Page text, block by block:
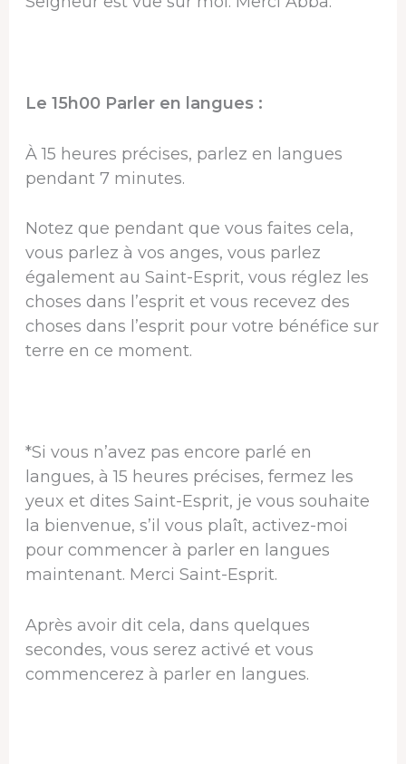
Le 15h00 Parler en langues :
À 15 heures précises, parlez en langues
pendant 7 minutes.
Notez que pendant que vous faites cela,
vous parlez à vos anges, vous parlez
également au Saint-Esprit, vous réglez les
choses dans l’esprit et vous recevez des
choses dans l’esprit pour votre bénéfice sur
terre en ce moment.
*Si vous n’avez pas encore parlé en
langues, à 15 heures précises, fermez les
yeux et dites Saint-Esprit, je vous souhaite
la bienvenue, s’il vous plaît, activez-moi
pour commencer à parler en langues
maintenant. Merci Saint-Esprit.
Après avoir dit cela, dans quelques
secondes, vous serez activé et vous
commencerez à parler en langues.